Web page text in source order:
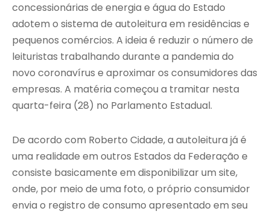
concessionárias de energia e água do Estado
adotem o sistema de autoleitura em residências e
pequenos comércios. A ideia é reduzir o número de
leituristas trabalhando durante a pandemia do
novo coronavírus e aproximar os consumidores das
empresas. A matéria começou a tramitar nesta
quarta-feira (28) no Parlamento Estadual.
De acordo com Roberto Cidade, a autoleitura já é
uma realidade em outros Estados da Federação e
consiste basicamente em disponibilizar um site,
onde, por meio de uma foto, o próprio consumidor
envia o registro de consumo apresentado em seu